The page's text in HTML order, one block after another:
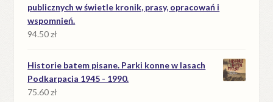
publicznych w świetle kronik, prasy, opracowań i
wspomnień.
94.50zł
Historie batem pisane. Parki konne w lasach
Podkarpacia 1945 - 1990.
75.60zł